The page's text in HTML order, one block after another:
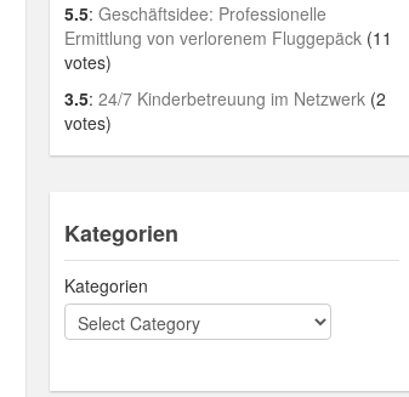
5.5: Geschäftsidee: Professionelle
Ermittlung von verlorenem Fluggepäck (11
votes)
3.5: 24/7 Kinderbetreuung im Netzwerk (2
votes)
Kategorien
Kategorien